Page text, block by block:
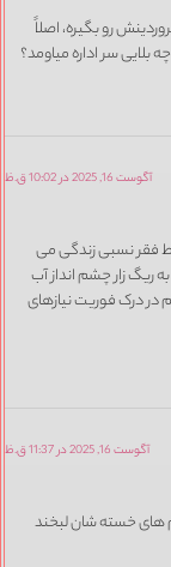
رو بگیره، اصلاً
سر اداره میاومد؟
آگوست 16, 2025 در 10:02 ق.ظ
زیر خط فقر نسبی زندگی می
ریگ زار چشم انداز آب
در درک فوریت نیازهای
آگوست 16, 2025 در 11:37 ق.ظ
های خسته شان لبخند